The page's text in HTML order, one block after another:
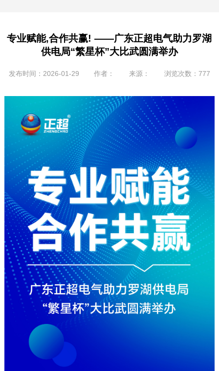
专业赋能,合作共赢! ——广东正超电气助力罗湖
供电局“繁星杯”大比武圆满举办
发布时间：2026-01-29 作者： 来源： 浏览次数：777